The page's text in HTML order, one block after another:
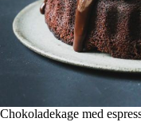
Chokoladekage med